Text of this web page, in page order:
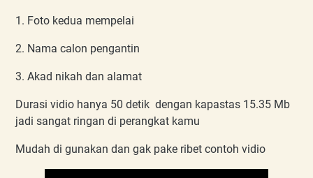
1. Foto kedua mempelai
2. Nama calon pengantin
3. Akad nikah dan alamat
Durasi vidio hanya 50 detik dengan kapastas 15.35 Mb
jadi sangat ringan di perangkat kamu
Mudah di gunakan dan gak pake ribet contoh vidio